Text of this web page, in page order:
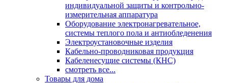
индивидуальной защиты и контрольно-
измерительная аппаратура
Оборудование электронагревательное,
системы теплого пола и антиобледенения
Электроустановочные изделия
Кабельно-проводниковая продукция
Кабеленесущие системы (КНС)
смотреть все...
Товары для дома